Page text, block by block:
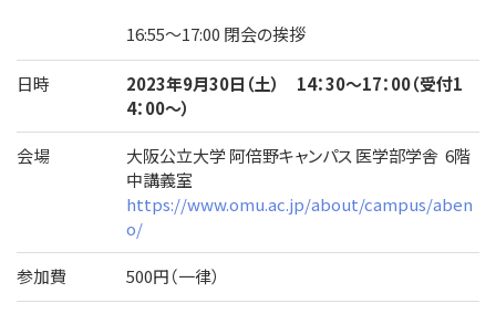
16:55～17:00 閉会の挨拶
日時
2023年9月30日（土） 14：30～17：00（受付1
4：00～）
会場
大阪公立大学 阿倍野キャンパス 医学部学舎 6階
中講義室
https://www.omu.ac.jp/about/campus/aben
o/
参加費 500円（一律）